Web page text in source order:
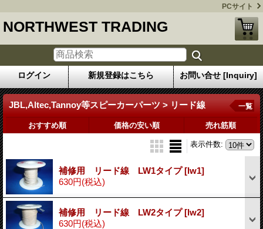
PCサイト
NORTHWEST TRADING
ログイン 新規登録はこちら お問い合せ [Inquiry]
JBL,Altec,Tannoy等スピーカーパーツ > リード線 一覧
おすすめ順 価格の安い順 売れ筋順
表示件数:
補修用 リード線 LW1タイプ[lw1]
630円(税込)
補修用 リード線 LW2タイプ[lw2]
630円(税込)